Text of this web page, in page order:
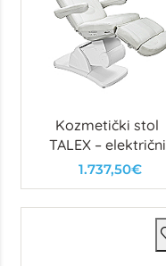
Kozmetički stol
TALEX – električni
stol s 4 motora
1.737,50€